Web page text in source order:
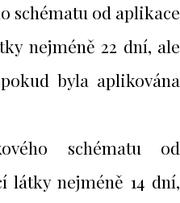
schématu od aplikace
nejméně 22 dní, ale
byla aplikována
schématu od
látky nejméně 14 dní,